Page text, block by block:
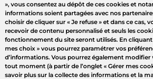
», vous consentez au dépôt de ces cookies et
informations soient partagées avec nos
choisir de cliquer sur « Je refuse » et dans ce cas,
recevoir de contenu personnalisé et seuls les
fonctionnement du site seront utilisés. En
mes choix » vous pourrez paramétrer vos
d’informations. Vous pourrez également modifier
tout moment (à partir de l’onglet « Gérer mes
savoir plus sur la collecte des informations et la